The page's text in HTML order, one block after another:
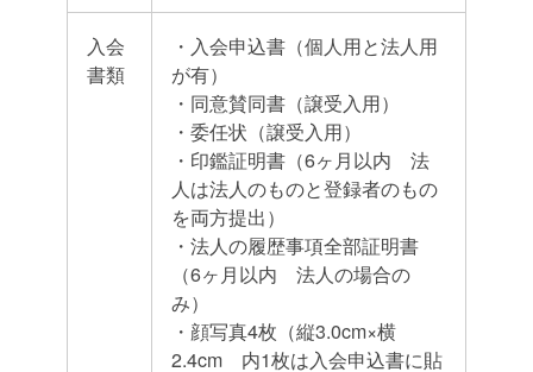
入会
書類
・入会申込書（個人用と法人用
が有）
・同意賛同書（譲受入用）
・委任状（譲受入用）
・印鑑証明書（6ヶ月以内 法
人は法人のものと登録者のもの
を両方提出）
・法人の履歴事項全部証明書
（6ヶ月以内 法人の場合の
み）
・顔写真4枚（縦3.0cm×横
2.4cm 内1枚は入会申込書に貼